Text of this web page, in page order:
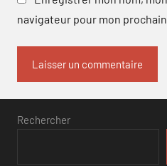
navigateur pour mon
Rechercher